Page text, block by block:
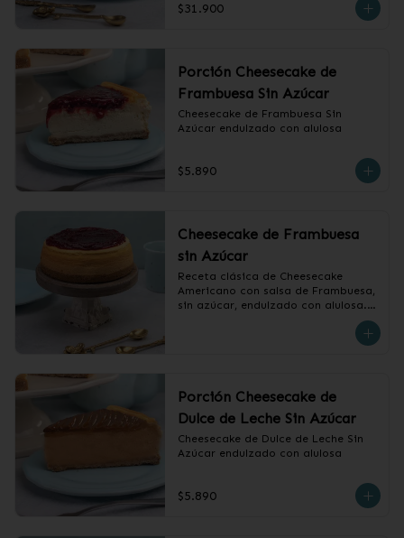
❄️ Producto Congelado
$31.900
Porción Cheesecake de
Frambuesa Sin Azúcar
Cheesecake de Frambuesa Sin
Azúcar endulzado con alulosa
$5.890
Cheesecake de Frambuesa
sin Azúcar
Receta clásica de Cheesecake
Americano con salsa de Frambuesa,
sin azúcar, endulzado con alulosa.
Porción Cheesecake de
Dulce de Leche Sin Azúcar
Cheesecake de Dulce de Leche Sin
Azúcar endulzado con alulosa
$5.890